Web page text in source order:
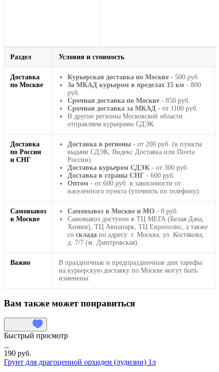
Раздел Условия и стоимость
Доставка
по Москве
Курьерская доставка по Москве - 500 руб.
За МКАД курьером в пределах 15 км - 800
руб.
Срочная доставка по Москве - 850 руб.
Срочная доставка за МКАД - от 1100 руб.
В другие регионы Московской области
отправляем курьерами СДЭК.
Доставка
по России
и СНГ
Доставка в регионы - от 200 руб. (в пункты
выдачи СДЭК, Яндекс Доставка или Почта
России).
Доставка курьером СДЭК - от 300 руб.
Доставка в страны СНГ - 600 руб.
Оптом - от 600 руб. в зависимости от
населенного пункта (уточнить по телефону).
Самовывоз
в Москве
Самовывоз в Москве и МО - 0 руб.
Самовывоз доступен в ТЦ МЕГА (Белая Дача,
Химки), ТЦ Авиапарк, ТЦ Европолис, а также
со склада по адресу: г. Москва, ул. Костякова,
д. 7/7 (м. Дмитровская).
Важно
В праздничные и предпраздничные дни тарифы
на курьерскую доставку по Москве могут быть
изменены.
Вам также может понравиться
Быстрый просмотр
190 руб.
Грунт для драгоценной орхидеи (лудизии) 1л